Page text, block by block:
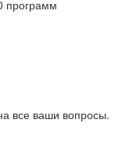
программ
все ваши вопросы.